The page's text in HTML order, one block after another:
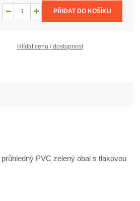
PŘIDAT DO KOŠÍKU
Hlídat cenu / dostupnost
PVC zelený obal s tlakovou